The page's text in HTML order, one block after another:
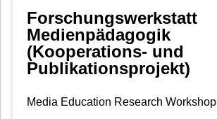
Forschungswerkstatt
Medienpädagogik
(Kooperations- und
Publikationsprojekt)
Media Education Research Workshop